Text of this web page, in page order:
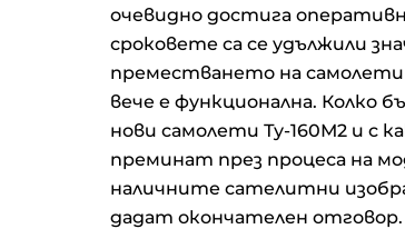
очевидно достига
сроковете са се удължили
преместването на
вече е функционална. Колко
нови самолети Ту-160М2 и с
преминат през процеса на
наличните сателитни
дадат окончателен отговор.